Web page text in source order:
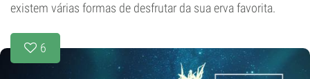
existem várias formas de desfrutar da sua erva favorita.
6